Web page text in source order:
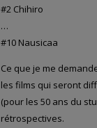
#2 Chihiro
…
#10 Nausicaa
Ce que je me
les films qui seront
(pour les 50 ans du
rétrospectives.